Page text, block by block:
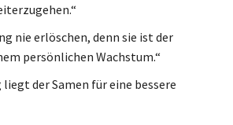
nie erlöschen, denn sie ist der
persönlichen Wachstum.“
liegt der Samen für eine bessere